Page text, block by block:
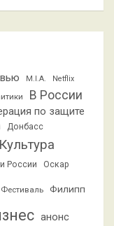
M.I.A. Netflix
В России
по защите
Донбасс
Культура
России Оскар
Фестиваль Филипп
анонс